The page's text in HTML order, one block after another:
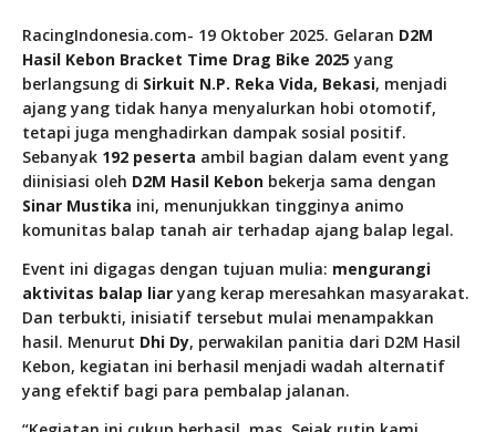
RacingIndonesia.com- 19 Oktober 2025. Gelaran D2M
Hasil Kebon Bracket Time Drag Bike 2025 yang
berlangsung di Sirkuit N.P. Reka Vida, Bekasi, menjadi
ajang yang tidak hanya menyalurkan hobi otomotif,
tetapi juga menghadirkan dampak sosial positif.
Sebanyak 192 peserta ambil bagian dalam event yang
diinisiasi oleh D2M Hasil Kebon bekerja sama dengan
Sinar Mustika ini, menunjukkan tingginya animo
komunitas balap tanah air terhadap ajang balap legal.
Event ini digagas dengan tujuan mulia: mengurangi
aktivitas balap liaryang kerap meresahkan masyarakat.
Dan terbukti, inisiatif tersebut mulai menampakkan
hasil. Menurut Dhi Dy, perwakilan panitia dari D2M Hasil
Kebon, kegiatan ini berhasil menjadi wadah alternatif
yang efektif bagi para pembalap jalanan.